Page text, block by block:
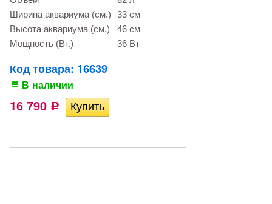
Ширина аквариума (см.)
33 см
Высота аквариума (см.)
46 см
Мощность (Вт.)
36 Вт
Код товара: 16639
В наличии
16 790 Р